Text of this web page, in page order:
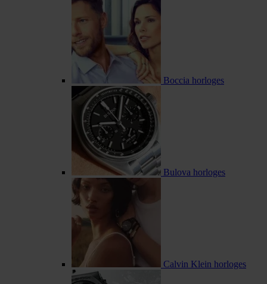
Boccia horloges
Bulova horloges
Calvin Klein horloges